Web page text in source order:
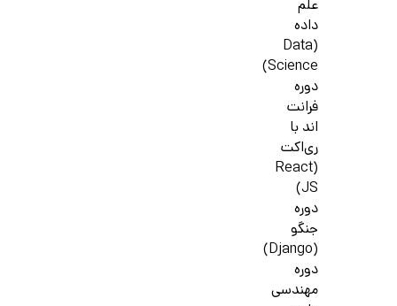
علم
داده
(Data
Science)
دوره
فرانت
اند با
ری‌اکت
(React
JS)
دوره
جنگو
(Django)
دوره
مهندسی